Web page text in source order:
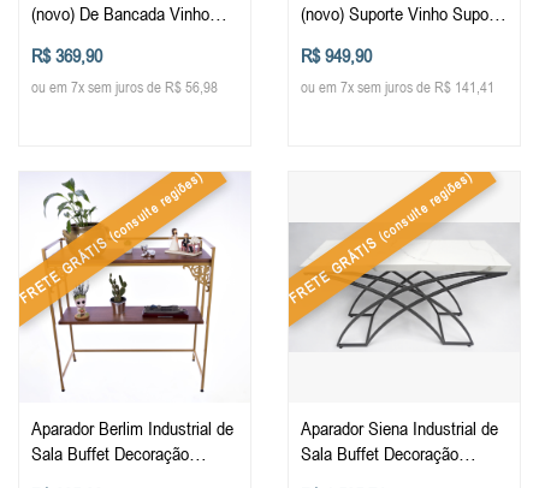
(novo) De Bancada Vinho
De Metalon E Madeira
R$ 369,90
ou em 7x sem juros de R$ 56,98
(novo) Suporte Vinho Suporte
Vinhos
R$ 949,90
ou em 7x sem juros de R$ 141,41
FRETE GRÁTIS
(consulte regiões)
Aparador Berlim Industrial de
Sala Buffet Decoração
FRETE GRÁTIS
(consulte regiões)
Aparador Siena Industrial de
Sala Buffet Decoração